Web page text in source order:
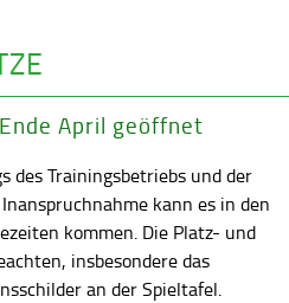
April geöffnet
des Trainingsbetriebs und der
kann es in den
kommen. Die Platz- und
insbesondere das
an der Spieltafel.